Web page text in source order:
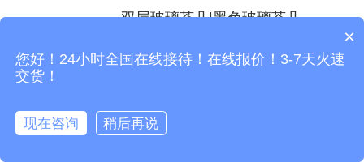
双层玻璃茶几|黑色玻璃茶几
***
×
您好！24小时全国在线接待！在线报价！3-7天火速
交货！
现在咨询
稍后再说
立即咨询！